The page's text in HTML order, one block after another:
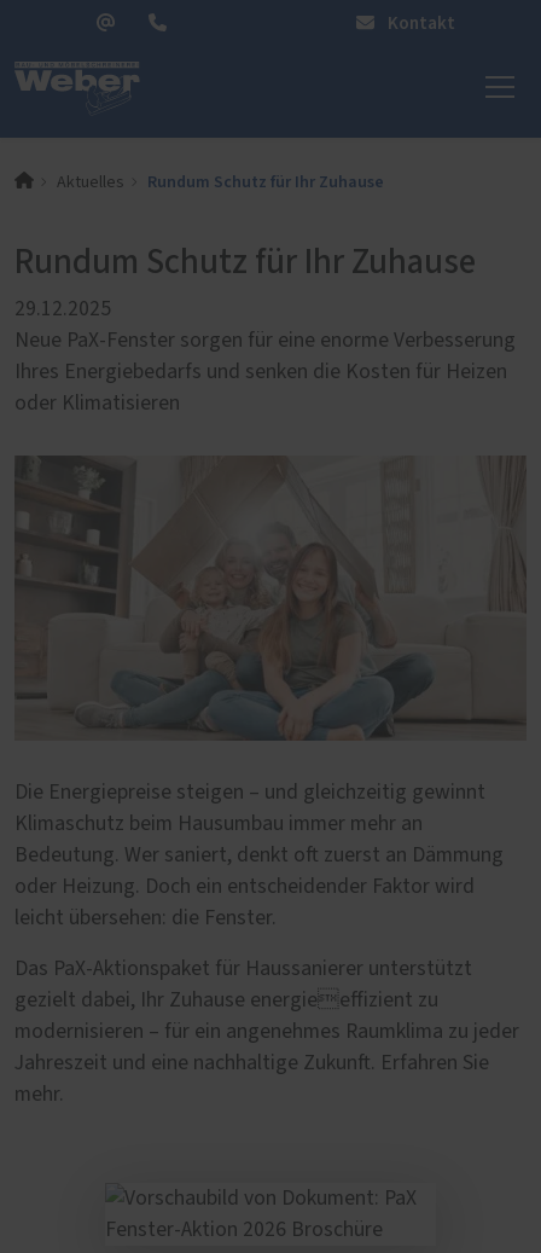
Kontakt
Aktuelles Rundum Schutz für Ihr Zuhause
Rundum Schutz für Ihr Zuhause
29.12.2025
Neue PaX-Fenster sorgen für eine enorme Verbesserung
Ihres Energiebedarfs und senken die Kosten für Heizen
oder Klimatisieren
Die Energiepreise steigen – und gleichzeitig gewinnt
Klimaschutz beim Hausumbau immer mehr an
Bedeutung. Wer saniert, denkt oft zuerst an Dämmung
oder Heizung. Doch ein entscheidender Faktor wird
leicht übersehen: die Fenster.
Das PaX-Aktionspaket für Haussanierer unterstützt
gezielt dabei, Ihr Zuhause energieeffizient zu
modernisieren – für ein angenehmes Raumklima zu jeder
Jahreszeit und eine nachhaltige Zukunft. Erfahren Sie
mehr.